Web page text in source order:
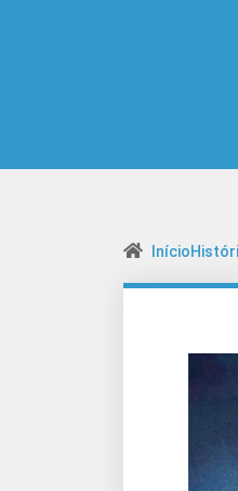
Início